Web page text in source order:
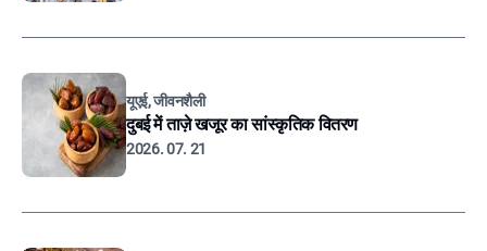
यूएई, जीवनशैली
दुबई में ताज़े खजूर का सांस्कृतिक वितरण
2026. 07. 21